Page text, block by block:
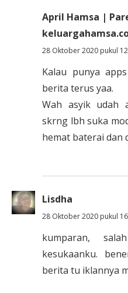
April Hamsa |
28 Oktober 2020 pukul
Kalau punya
berita terus yaa.
Wah asyik udah
skrng lbh suka
hemat baterai dan
Lisdha
28 Oktober 2020 pukul
kumparan,
kesukaanku.
berita tu iklannya